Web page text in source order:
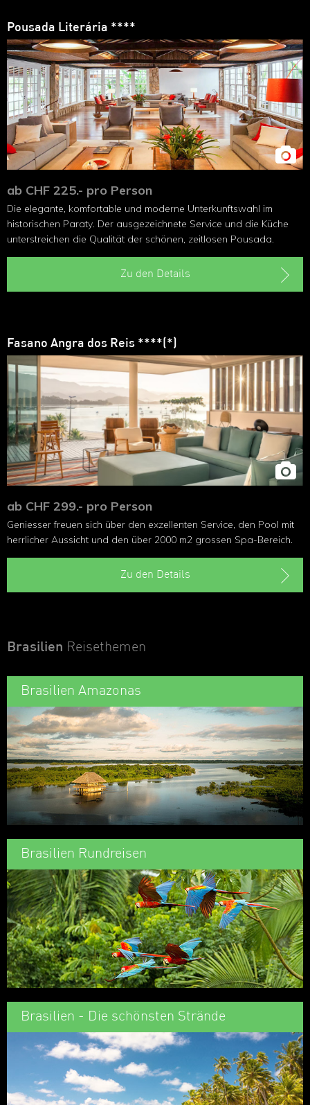
Pousada Literária ****
ab CHF 225.- pro Person
Die elegante, komfortable und moderne Unterkunftswahl im
historischen Paraty. Der ausgezeichnete Service und die Küche
unterstreichen die Qualität der schönen, zeitlosen Pousada.
Zu den Details
Fasano Angra dos Reis ****(*)
ab CHF 299.- pro Person
Geniesser freuen sich über den exzellenten Service, den Pool mit
herrlicher Aussicht und den über 2000 m2 grossen Spa-Bereich.
Zu den Details
Brasilien Reisethemen
Brasilien Amazonas
Brasilien Rundreisen
Brasilien - Die schönsten Strände